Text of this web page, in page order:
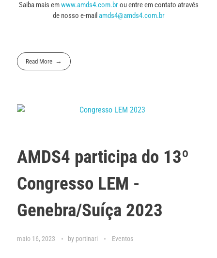
Saiba mais emwww.amds4.com.brou entre em contato através
de nosso e-mail amds4@amds4.com.br
Read More
AMDS4 participa do 13º
Congresso LEM -
Genebra/Suíça 2023
maio 16, 2023 by portinari Eventos